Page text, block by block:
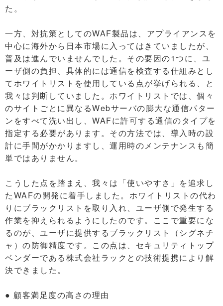
た。
一方、対抗策としてのWAF製品は、アプライアンスを
中心に海外から日本市場に入ってはきていましたが、
普及は進んでいませんでした。その要因の1つに、ユ
ーザ側の負担、具体的には通信を検査する仕組みとし
てホワイトリストを使用している点が挙げられる、と
我々は判断していました。ホワイトリストでは、個々
のサイトごとに異なるWebサーバの膨大な通信パター
ンをすべて洗い出し、WAFに許可する通信のタイプを
指定する必要があります。その方法では、導入時の設
計に手間がかかりますし、運用時のメンテナンスも簡
単ではありません。
こうした点を踏まえ、我々は「使いやすさ」を追求し
たWAFの開発に着手しました。ホワイトリストの代わ
りにブラックリストを取り入れ、ユーザ側で発生する
作業を抑えられるようにしたのです。ここで重要にな
るのが、ユーザに提供するブラックリスト（シグネチ
ャ）の防御精度です。この点は、セキュリティトップ
ベンダーである株式会社ラックとの技術提携により解
決できました。
● 顧客満足度の高さの理由